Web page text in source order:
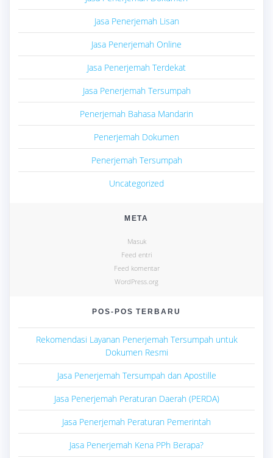
Jasa Penerjemah Lisan
Jasa Penerjemah Online
Jasa Penerjemah Terdekat
Jasa Penerjemah Tersumpah
Penerjemah Bahasa Mandarin
Penerjemah Dokumen
Penerjemah Tersumpah
Uncategorized
META
Masuk
Feed entri
Feed komentar
WordPress.org
POS-POS TERBARU
Rekomendasi Layanan Penerjemah Tersumpah untuk
Dokumen Resmi
Jasa Penerjemah Tersumpah dan Apostille
Jasa Penerjemah Peraturan Daerah (PERDA)
Jasa Penerjemah Peraturan Pemerintah
Jasa Penerjemah Kena PPh Berapa?